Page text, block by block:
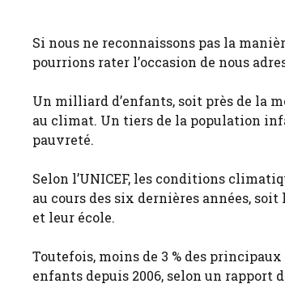
Si nous ne reconnaissons pas la
pourrions rater l’occasion de nous
Un milliard d’enfants, soit près de la
au climat. Un tiers de la population
pauvreté.
Selon l’UNICEF, les conditions
au cours des six dernières années,
et leur école.
Toutefois, moins de 3 % des
enfants depuis 2006, selon un